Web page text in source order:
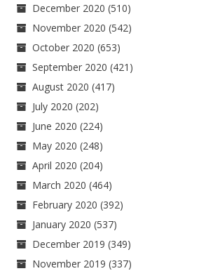
December 2020 (510)
November 2020 (542)
October 2020 (653)
September 2020 (421)
August 2020 (417)
July 2020 (202)
June 2020 (224)
May 2020 (248)
April 2020 (204)
March 2020 (464)
February 2020 (392)
January 2020 (537)
December 2019 (349)
November 2019 (337)